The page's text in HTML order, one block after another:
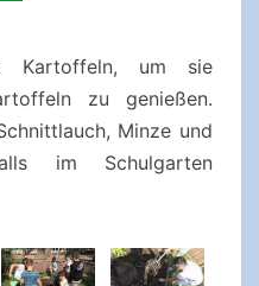
Kartoffeln, um sie
zu genießen.
Minze und
im Schulgarten